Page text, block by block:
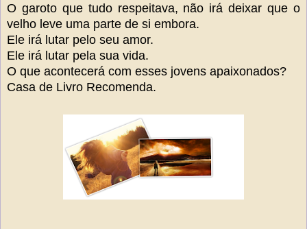
O garoto que tudo respeitava, não irá deixar que o
velho leve uma parte de si embora.
Ele irá lutar pelo seu amor.
Ele irá lutar pela sua vida.
O que acontecerá com esses jovens apaixonados?
Casa de Livro Recomenda.